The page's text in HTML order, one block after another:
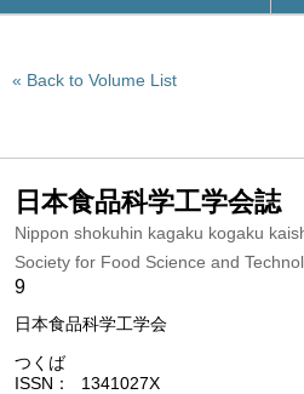
Back to Volume List
日本食品科学工学会誌
Nippon shokuhin kagaku kogaku
Society for Food Science and
9
日本食品科学工学会
つくば
ISSN
1341027X